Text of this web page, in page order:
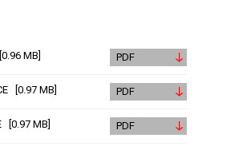
MB] PDF
[0.97 MB] PDF
[0.97 MB] PDF